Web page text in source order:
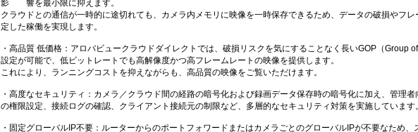
影 響を最小限に抑えます。
クラウドとの通信が一時的に途切れても、カメラ内メモリに映像を一時保存できるため、データの破損やフ
定した稼働を実現します。
・高品質 低価格：アロバビュークラウドダイレクトでは、破損リスクを気にすることなく長いGOP（
設定が可能で、低ビットレートでも高解像度かつ高フレームレートの映像を提供します。
これにより、ランニングコストを抑えながらも、高品質の映像をご覧いただけます。
・高度なセキュリティ：カメラ／クラウド間の経路の暗号化および録画データ保存時の暗号化に加え、管理
の権限設定、接続ログの確認、クライアント接続元の制限など、多層的なセキュリティ対策を実施しています。
・固定グローバルIP不要：ルーターからのポートフォワードまたはカメラごとのグローバルIPが不要なため